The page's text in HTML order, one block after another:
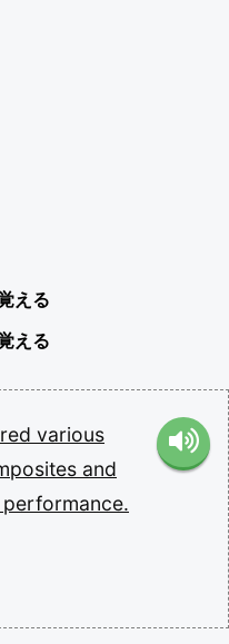
える
える
various
and
performance.